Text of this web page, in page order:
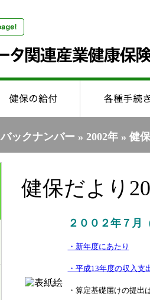
バックナンバー » 2002年» 健
健保だより
２００２年７月
・新年度にあたり
・平成13年度の収入支
・算定基礎届けの提出